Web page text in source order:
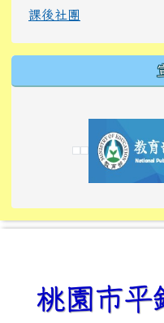
課後社團
桃園市平